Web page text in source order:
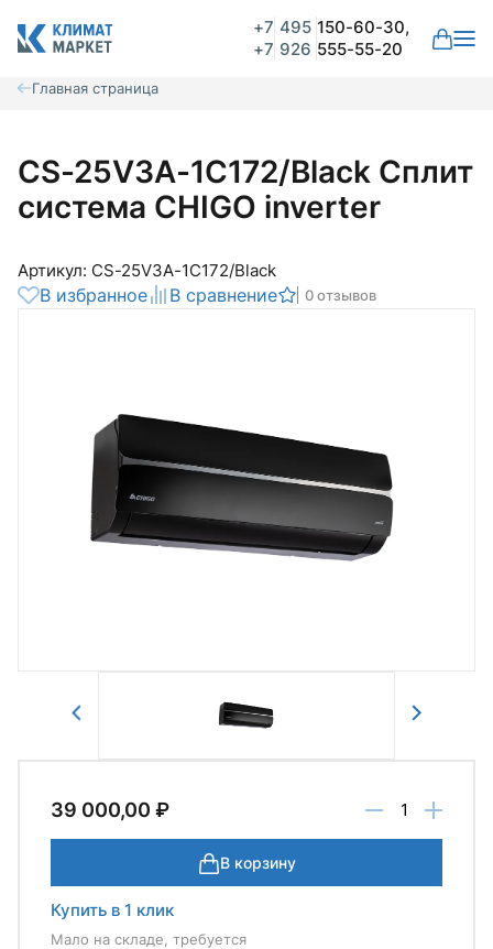
+7 495 150-60-30,
+7 926 555-55-20
Главная страница
CS-25V3A-1C172/Black Сплит
система CHIGO inverter
Артикул: CS-25V3A-1C172/Black
В избранное В сравнение 0 отзывов
39 000,00 ₽
В корзину
Купить в 1 клик
Мало на складе, требуется
Для оформления заказа необходимо
войти в личный кабинет.